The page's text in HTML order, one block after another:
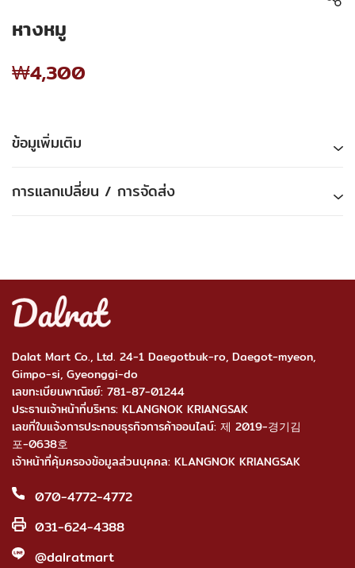
หางหมู
₩4,300
ข้อมูเพิ่มเติม
การแลกเปลี่ยน / การจัดส่ง
Dalat Mart Co., Ltd. 24-1 Daegotbuk-ro, Daegot-myeon,
Gimpo-si, Gyeonggi-do
เลขทะเบียนพาณิชย์: 781-87-01244
ประธานเจ้าหน้าที่บริหาร: KLANGNOK KRIANGSAK
เลขที่ใบแจ้งการประกอบธุรกิจการค้าออนไลน์: 제 2019-경기김
포-0638호
เจ้าหน้าที่คุ้มครองข้อมูลส่วนบุคคล: KLANGNOK KRIANGSAK
070-4772-4772
031-624-4388
@dalratmart